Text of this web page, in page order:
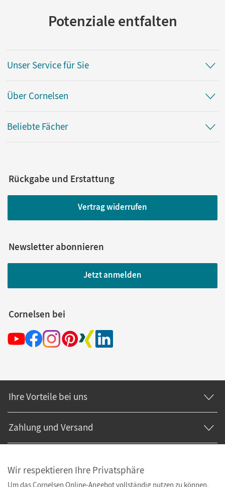
Potenziale entfalten
Unser Service für Sie
Über Cornelsen
Beliebte Fächer
Rückgabe und Erstattung
Vertrag widerrufen
Newsletter abonnieren
Jetzt anmelden
Cornelsen bei
Ihre Vorteile bei uns
Zahlung und Versand
Wir respektieren Ihre Privatsphäre
Um das Cornelsen Online-Angebot vollständig nutzen zu können,